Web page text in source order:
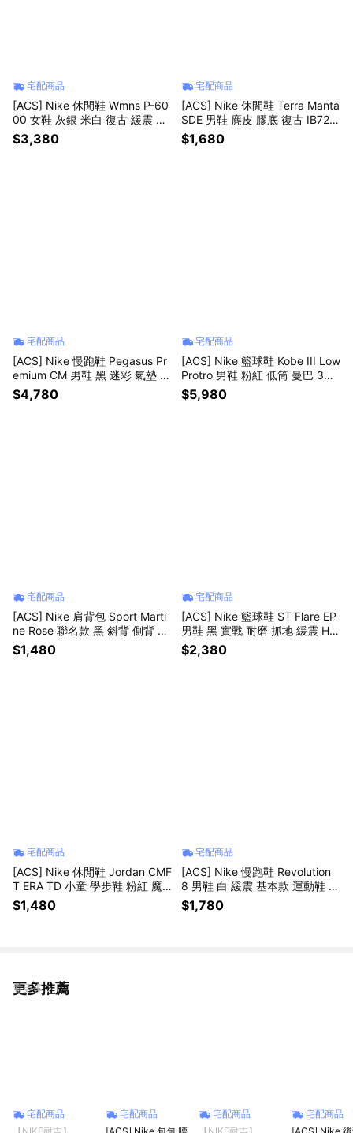
宅配商品
[ACS] Nike 休閒鞋 Wmns P-60
00 女鞋 灰銀 米白 復古 緩震 運
動鞋 FV6603-101
$3,380
宅配商品
[ACS] Nike 休閒鞋 Terra Manta
SDE 男鞋 麂皮 膠底 復古 IB725
4-201
$1,680
宅配商品
[ACS] Nike 慢跑鞋 Pegasus Pr
emium CM 男鞋 黑 迷彩 氣墊 小
飛馬 IF9630-001
$4,780
宅配商品
[ACS] Nike 籃球鞋 Kobe III Low
Protro 男鞋 粉紅 低筒 曼巴 3代
IV7127-600
$5,980
宅配商品
[ACS] Nike 肩背包 Sport Marti
ne Rose 聯名款 黑 斜背 側背 小
包 HV6891-010
$1,480
宅配商品
[ACS] Nike 籃球鞋 ST Flare EP
男鞋 黑 實戰 耐磨 抓地 緩震 HF
0232-004
$2,380
宅配商品
[ACS] Nike 休閒鞋 Jordan CMF
T ERA TD 小童 學步鞋 粉紅 魔
鬼氈 HQ0508-601
$1,480
宅配商品
[ACS] Nike 慢跑鞋 Revolution
8 男鞋 白 緩震 基本款 運動鞋 H
J9198-122
$1,780
更多推薦
看更多
宅配商品
宅配商品
宅配商品
宅配商品